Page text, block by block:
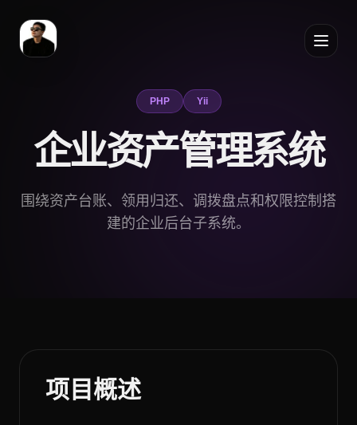
PHP Yii
企业资产管理系统
围绕资产台账、领用归还、调拨盘点和权限控制搭
建的企业后台子系统。
项目概述